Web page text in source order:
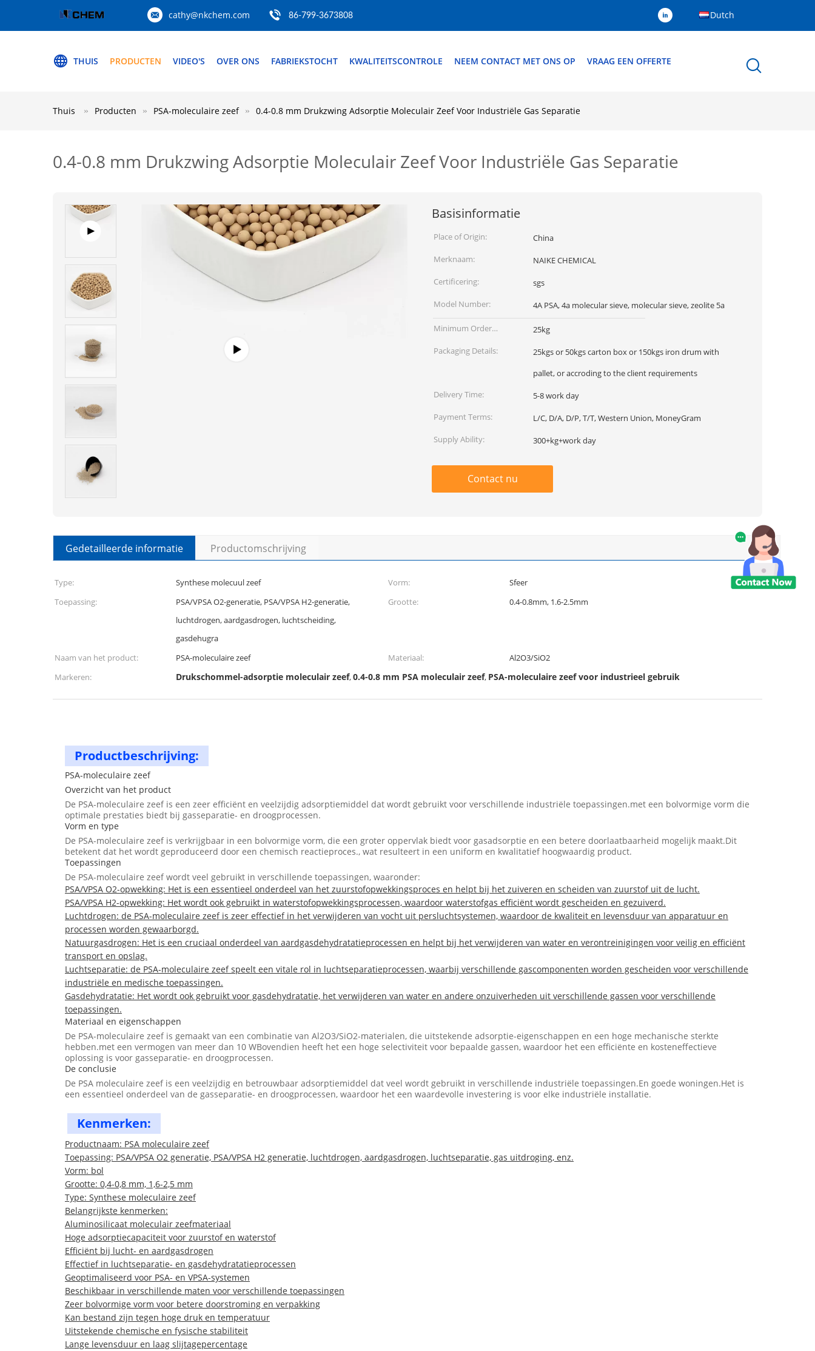
cathy@nkchem.com 86-799-3673808 Dutch
THUIS PRODUCTEN VIDEO'S OVER ONS FABRIEKSTOCHT KWALITEITSCONTROLE NEEM CONTACT MET ONS OP VRAAG EEN OFFERTE
Thuis Producten PSA-moleculaire zeef 0.4-0.8 mm Drukzwing Adsorptie Moleculair Zeef Voor Industriële Gas Separatie
0.4-0.8 mm Drukzwing Adsorptie Moleculair Zeef Voor Industriële Gas Separatie
Basisinformatie
Place of Origin:
China
Merknaam:
NAIKE CHEMICAL
Certificering:
sgs
Model Number:
4A PSA, 4a molecular sieve, molecular sieve, zeolite 5a
Minimum Order
Quantity:
25kg
Packaging Details:
25kgs or 50kgs carton box or 150kgs iron drum with
pallet, or accroding to the client requirements
Delivery Time:
5-8 work day
Payment Terms:
L/C, D/A, D/P, T/T, Western Union, MoneyGram
Supply Ability:
300+kg+work day
Contact nu
Gedetailleerde informatie Productomschrijving
Type: Synthese molecuul zeef Vorm:
Sfeer
Toepassing:
PSA/VPSA O2-generatie, PSA/VPSA H2-generatie,
luchtdrogen, aardgasdrogen, luchtscheiding,
gasdehugra
Grootte: 0.4-0.8mm, 1.6-2.5mm
Naam van het product: PSA-moleculaire zeef Materiaal:
Al2O3/SiO2
Markeren:
Drukschommel-adsorptie moleculair zeef,0.4-0.8 mm PSA moleculair zeef, PSA-moleculaire zeef voor industrieel gebruik
Productbeschrijving:
PSA-moleculaire zeef
Overzicht van het product
De PSA-moleculaire zeef is een zeer efficiënt en veelzijdig adsorptiemiddel dat wordt gebruikt voor verschillende industriële toepassingen.met een bolvormige vorm die
optimale prestaties biedt bij gasseparatie- en droogprocessen.
Vorm en type
De PSA-moleculaire zeef is verkrijgbaar in een bolvormige vorm, die een groter oppervlak biedt voor gasadsorptie en een betere doorlaatbaarheid mogelijk maakt.Dit
betekent dat het wordt geproduceerd door een chemisch reactieproces., wat resulteert in een uniform en kwalitatief hoogwaardig product.
Toepassingen
De PSA-moleculaire zeef wordt veel gebruikt in verschillende toepassingen, waaronder:
PSA/VPSA O2-opwekking: Het is een essentieel onderdeel van het zuurstofopwekkingsproces en helpt bij het zuiveren en scheiden van zuurstof uit de lucht.
PSA/VPSA H2-opwekking: Het wordt ook gebruikt in waterstofopwekkingsprocessen, waardoor waterstofgas efficiënt wordt gescheiden en gezuiverd.
Luchtdrogen: de PSA-moleculaire zeef is zeer effectief in het verwijderen van vocht uit persluchtsystemen, waardoor de kwaliteit en levensduur van apparatuur en
processen worden gewaarborgd.
Natuurgasdrogen: Het is een cruciaal onderdeel van aardgasdehydratatieprocessen en helpt bij het verwijderen van water en verontreinigingen voor veilig en efficiënt
transport en opslag.
Luchtseparatie: de PSA-moleculaire zeef speelt een vitale rol in luchtseparatieprocessen, waarbij verschillende gascomponenten worden gescheiden voor verschillende
industriële en medische toepassingen.
Gasdehydratatie: Het wordt ook gebruikt voor gasdehydratatie, het verwijderen van water en andere onzuiverheden uit verschillende gassen voor verschillende
toepassingen.
Materiaal en eigenschappen
De PSA-moleculaire zeef is gemaakt van een combinatie van Al2O3/SiO2-materialen, die uitstekende adsorptie-eigenschappen en een hoge mechanische sterkte
hebben.met een vermogen van meer dan 10 WBovendien heeft het een hoge selectiviteit voor bepaalde gassen, waardoor het een efficiënte en kosteneffectieve
oplossing is voor gasseparatie- en droogprocessen.
De conclusie
De PSA moleculaire zeef is een veelzijdig en betrouwbaar adsorptiemiddel dat veel wordt gebruikt in verschillende industriële toepassingen.En goede woningen.Het is
een essentieel onderdeel van de gasseparatie- en droogprocessen, waardoor het een waardevolle investering is voor elke industriële installatie.
Kenmerken:
Productnaam: PSA moleculaire zeef
Toepassing: PSA/VPSA O2 generatie, PSA/VPSA H2 generatie, luchtdrogen, aardgasdrogen, luchtseparatie, gas uitdroging, enz.
Vorm: bol
Grootte: 0,4-0,8 mm, 1,6-2,5 mm
Type: Synthese moleculaire zeef
Belangrijkste kenmerken:
Aluminosilicaat moleculair zeefmateriaal
Hoge adsorptiecapaciteit voor zuurstof en waterstof
Efficiënt bij lucht- en aardgasdrogen
Effectief in luchtseparatie- en gasdehydratatieprocessen
Geoptimaliseerd voor PSA- en VPSA-systemen
Beschikbaar in verschillende maten voor verschillende toepassingen
Zeer bolvormige vorm voor betere doorstroming en verpakking
Kan bestand zijn tegen hoge druk en temperatuur
Uitstekende chemische en fysische stabiliteit
Lange levensduur en laag slijtagepercentage